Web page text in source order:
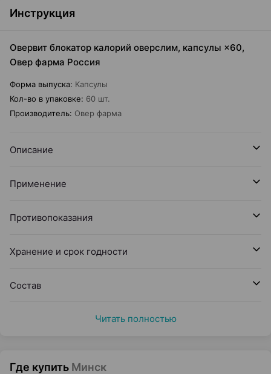
Инструкция
Овервит блокатор калорий оверслим, капсулы ×60,
Овер фарма Россия
Форма выпуска: Капсулы
Кол-во в упаковке: 60 шт.
Производитель: Овер фарма
Описание
Применение
Противопоказания
Хранение и срок годности
Состав
Читать полностью
Где купить Минск